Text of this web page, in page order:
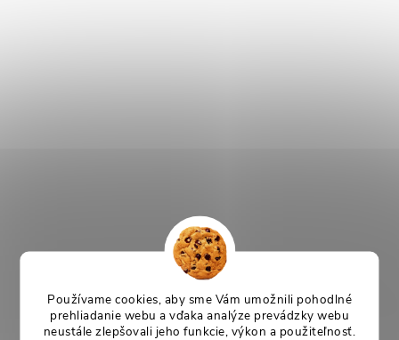
Používame cookies, aby sme Vám umožnili pohodlné
prehliadanie webu a vďaka analýze prevádzky webu
neustále zlepšovali jeho funkcie, výkon a použiteľnosť.